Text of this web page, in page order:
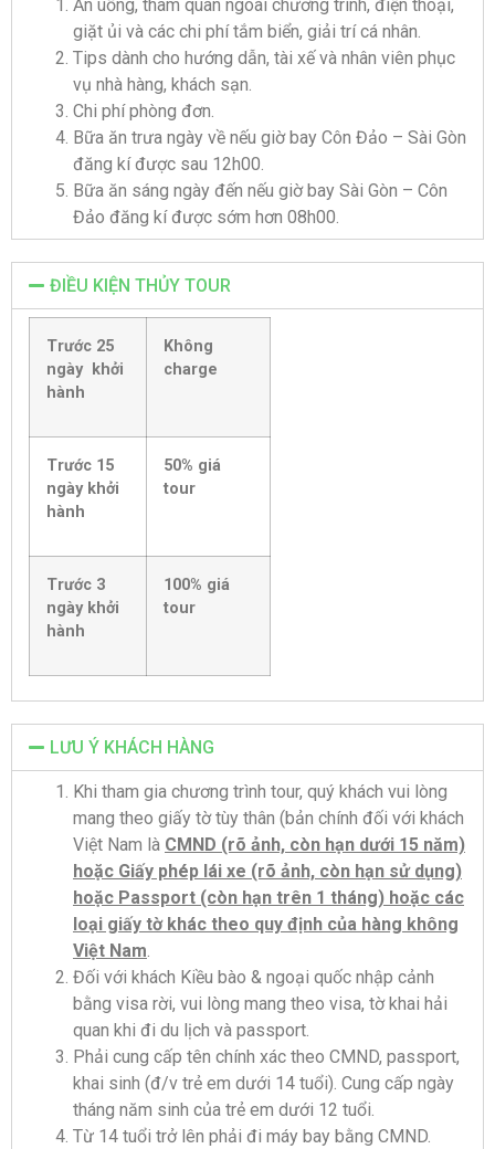
Ăn uống, tham quan ngoài chương trình, điện thoại,
giặt ủi và các chi phí tắm biển, giải trí cá nhân.
Tips dành cho hướng dẫn, tài xế và nhân viên phục
vụ nhà hàng, khách sạn.
Chi phí phòng đơn.
Bữa ăn trưa ngày về nếu giờ bay Côn Đảo – Sài Gòn
đăng kí được sau 12h00.
Bữa ăn sáng ngày đến nếu giờ bay Sài Gòn – Côn
Đảo đăng kí được sớm hơn 08h00.
ĐIỀU KIỆN THỦY TOUR
Trước 25
ngày khởi
hành
Không
charge
Trước 15
ngày khởi
hành
50% giá
tour
Trước 3
ngày khởi
hành
100% giá
tour
LƯU Ý KHÁCH HÀNG
Khi tham gia chương trình tour, quý khách vui lòng
mang theo giấy tờ tùy thân (bản chính đối với khách
Việt Nam là CMND (rõ ảnh, còn hạn dưới 15 năm)
hoặc Giấy phép lái xe (rõ ảnh, còn hạn sử dụng)
hoặc Passport (còn hạn trên 1 tháng) hoặc các
loại giấy tờ khác theo quy định của hàng không
Việt Nam.
Đối với khách Kiều bào & ngoại quốc nhập cảnh
bằng visa rời, vui lòng mang theo visa, tờ khai hải
quan khi đi du lịch và passport.
Phải cung cấp tên chính xác theo CMND, passport,
khai sinh (đ/v trẻ em dưới 14 tuổi). Cung cấp ngày
tháng năm sinh của trẻ em dưới 12 tuổi.
Từ 14 tuổi trở lên phải đi máy bay bằng CMND.